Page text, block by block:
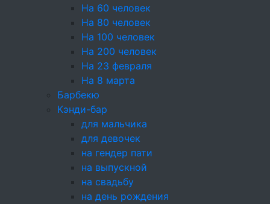
На 60 человек
На 80 человек
На 100 человек
На 200 человек
На 23 февраля
На 8 марта
Барбекю
Кэнди-бар
для мальчика
для девочек
на гендер пати
на выпускной
на свадьбу
на день рождения
кондитеры приготовят десерт по
классическому рецепту, используя
качественное сливочное масло и натуральные
сливки. Мы гарантируем вам, что ваши гости
оценят по достоинству эти незабываемые по
вкусу трюфели и захотят их пробовать снова и